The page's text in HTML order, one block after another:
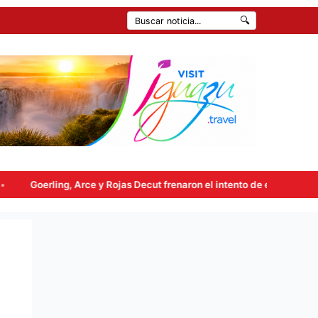
🔍
Rojas Decut frenaron el intento de enviar a comisión la ley de